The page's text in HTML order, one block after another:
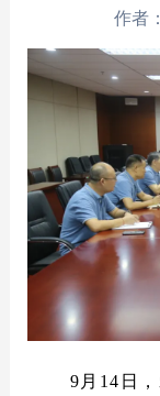
作者：
9 月 14 日